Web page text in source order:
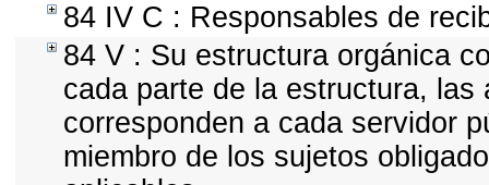
84 IV C : Responsables de
84 V : Su estructura orgánica
cada parte de la estructura,
corresponden a cada servidor
miembro de los sujetos